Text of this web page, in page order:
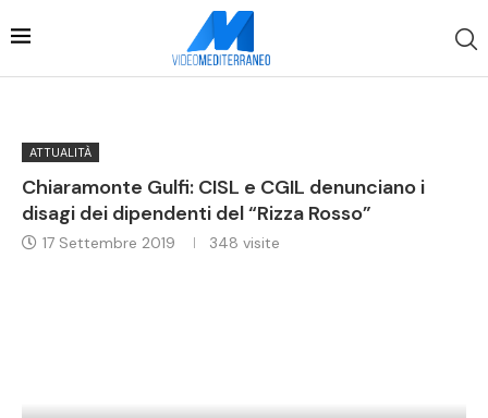
ATTUALITÀ
Chiaramonte Gulfi: CISL e CGIL denunciano i
disagi dei dipendenti del “Rizza Rosso”
17 Settembre 2019 348 visite